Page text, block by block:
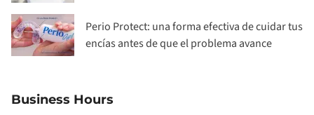
Perio Protect: una forma efectiva de cuidar tus
encías antes de que el problema avance
Business Hours